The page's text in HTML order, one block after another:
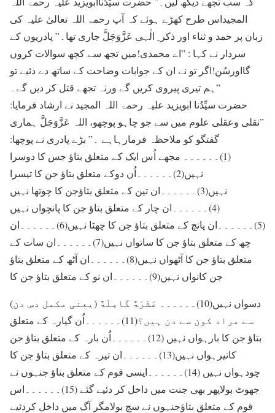
المجیداس طرح کھڑے ہوئے کہ آپ رحمۃ اللہ تعالیٰ علیہ کی
زبان پر حمد و ثناء اور ذکر ِ الٰہی عَزَّوَجَلَّ جاری تھا۔” پادریوں کے
سردار نے کہا : ”اے محمدی!میں تجھ سے کچھ سوالات کروں
گااورسُن!اگر تو نے ان کے جوابات وضاحت کے ساتھ دے دئیے تو
ہم تیری پیروی کریں گے ورنہ تجھے قتل کر دیں گے۔”
حضرت سیِّدُنا ابویزید علیہ رحمۃ اللہ المجید نے ارشاد فرمایا:
”نقلی وعقلی علوم میں سے جو چاہو پوچھو، اللہ عَزَّوَجَلَّ ہماری
گفتگو کو ملاحظہ فرمارہاہے ۔” بڑے پادری نے پوچھا:
(1)۔۔۔۔۔۔ مجھے اُس ایک کے متعلق بتاؤ جس کا دوسرا
نہیں(2)۔۔۔۔۔۔اُن دوکے متعلق بتاؤ جن کا تیسرا
نہیں(3)۔۔۔۔۔۔ان تین کے متعلق بتاؤجن کا چوتھا نہیں
(4)۔۔۔۔۔۔ان چار کے متعلق بتاؤ جن کا پانچواں نہیں
(5)۔۔۔۔۔۔ان پانچ کے متعلق بتاؤ جن کا چھٹا نہیں(6)۔۔۔۔۔۔ان
چھ کے متعلق بتاؤ جن کا ساتواں نہیں(7)۔۔۔۔۔۔ان سات کے
متعلق بتاؤ جن کا آٹھواں نہیں(8)۔۔۔۔۔۔ان آٹھ کے متعلق بتاؤ
جن کانواں نہیں(9)۔۔۔۔۔۔ان نو کے متعلق بتاؤ جن کا
دسواں نہیں(10)۔۔۔۔۔۔ عَشَرَۃٌ کَامِلَۃٌ (یعنی مکمل دس دن)
سے مراد کون سے دن ہیں؟(11)۔۔۔۔۔۔اُن گیارہ کے متعلق
بتاؤ جن کا بارہواں نہیں (12)۔۔۔۔۔۔اُن بارہ کے متعلق بتاؤ جن
کاتیرہواں نہیں(13)۔۔۔۔۔۔ان تیرہ کے متعلق بتاؤ جن کا
چودہواں نہیں (14)۔۔۔۔۔۔ایسی قوم کے متعلق بتاؤ جنہوں نے
جھوٹ بولاپھر بھی جنت میں داخل کر دئیے گئے (15)۔۔۔۔۔۔اس
قوم کے متعلق بتاؤجنہوں نے سچ بولامگر آگ میں داخل کردئیے